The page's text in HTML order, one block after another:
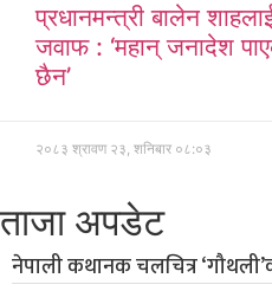
प्रधानमन्त्री बालेन
जवाफ : ‘महान् जनादेश
छैन’
२०८३ श्रावण २३, शनिबार ०८:०३
ताजा अपडेट
नेपाली कथानक चलचित्र